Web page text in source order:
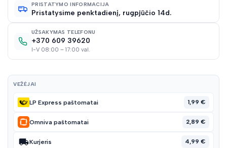
PRISTATYMO INFORMACIJA
Pristatysime penktadienį, rugpjūčio 14d.
UŽSAKYMAS TELEFONU
+370 609 39620
I-V 08:00 – 17:00 val.
VEŽĖJAI
LP Express paštomatai 1,99 €
Omniva paštomatai 2,89 €
Kurjeris 4,99 €